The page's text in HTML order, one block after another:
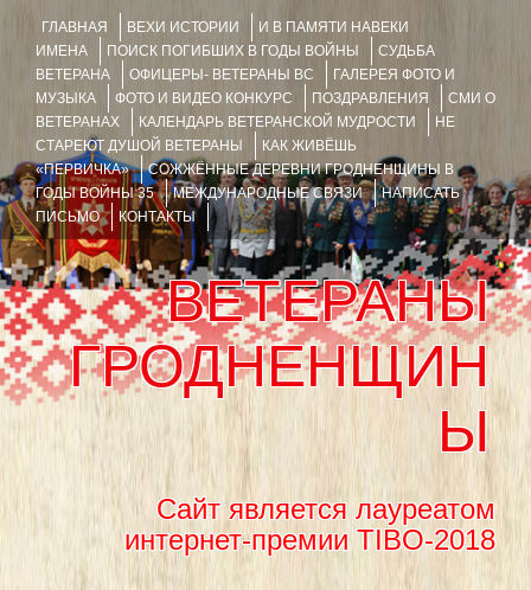
ГЛАВНАЯ ВЕХИ ИСТОРИИ
И В ПАМЯТИ НАВЕКИ
ИМЕНА
ПОИСК ПОГИБШИХ В ГОДЫ ВОЙНЫ
СУДЬБА
ВЕТЕРАНА
ОФИЦЕРЫ- ВЕТЕРАНЫ ВС
ГАЛЕРЕЯ ФОТО И
МУЗЫКА
ФОТО И ВИДЕО КОНКУРС ПОЗДРАВЛЕНИЯ
СМИ О
ВЕТЕРАНАХ
КАЛЕНДАРЬ ВЕТЕРАНСКОЙ МУДРОСТИ
НЕ
СТАРЕЮТ ДУШОЙ ВЕТЕРАНЫ
КАК ЖИВЁШЬ
«ПЕРВИЧКА»
СОЖЖЁННЫЕ ДЕРЕВНИ ГРОДНЕНЩИНЫ В
ГОДЫ ВОЙНЫ 35
МЕЖДУНАРОДНЫЕ СВЯЗИ
НАПИСАТЬ
ПИСЬМО
КОНТАКТЫ
ВЕТЕРАНЫ
ГРОДНЕНЩИН
Ы
Сайт является лауреатом
интернет-премии TIBO-2018